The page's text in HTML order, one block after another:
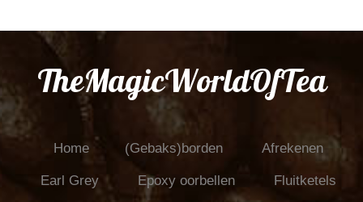
TheMagicWorldOfTea
Home (Gebaks)borden Afrekenen
Earl Grey Epoxy oorbellen Fluitketels